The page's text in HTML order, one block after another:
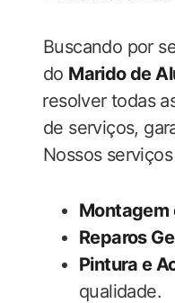
Buscando por
do Marido de
⁣resolver ​todas
de serviços,
Nossos
Montagem
Reparos
Pintura e
qualidade.